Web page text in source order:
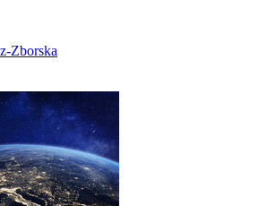
Zborska